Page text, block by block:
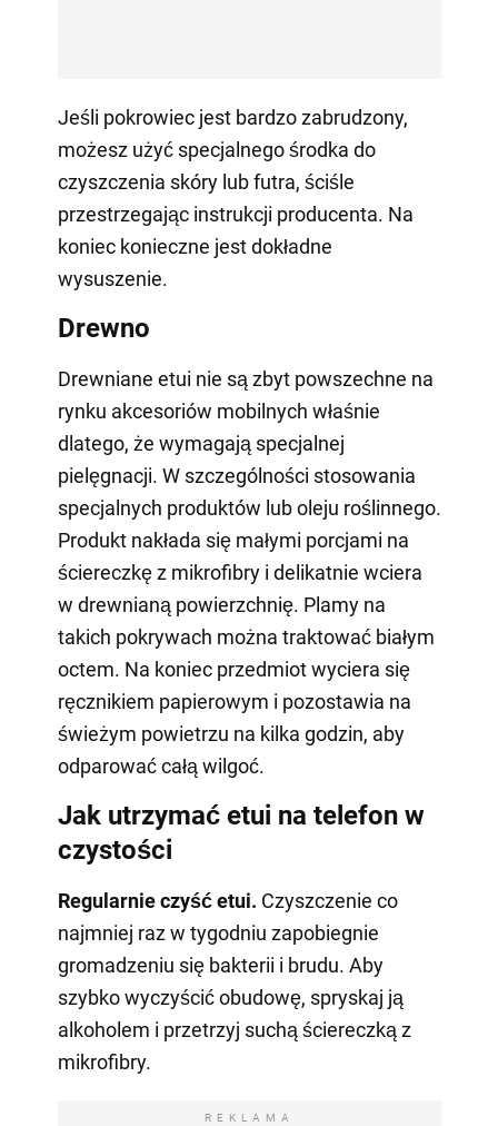
Jeśli pokrowiec jest bardzo zabrudzony,
możesz użyć specjalnego środka do
czyszczenia skóry lub futra, ściśle
przestrzegając instrukcji producenta. Na
koniec konieczne jest dokładne
wysuszenie.
Drewno
Drewniane etui nie są zbyt powszechne na
rynku akcesoriów mobilnych właśnie
dlatego, że wymagają specjalnej
pielęgnacji. W szczególności stosowania
specjalnych produktów lub oleju roślinnego.
Produkt nakłada się małymi porcjami na
ściereczkę z mikrofibry i delikatnie wciera
w drewnianą powierzchnię. Plamy na
takich pokrywach można traktować białym
octem. Na koniec przedmiot wyciera się
ręcznikiem papierowym i pozostawia na
świeżym powietrzu na kilka godzin, aby
odparować całą wilgoć.
Jak utrzymać etui na telefon w
czystości
Regularnie czyść etui. Czyszczenie co
najmniej raz w tygodniu zapobiegnie
gromadzeniu się bakterii i brudu. Aby
szybko wyczyścić obudowę, spryskaj ją
alkoholem i przetrzyj suchą ściereczką z
mikrofibry.
REKLAMA